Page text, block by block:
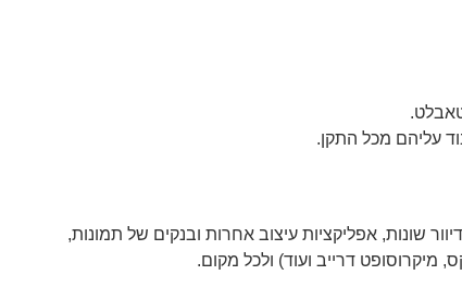
עליהם מכל התקן.
שונות, אפליקציות עיצוב אחרות ובנקים של תמונות,
מיקרוסופט דרייב ועוד) ולכל מקום.